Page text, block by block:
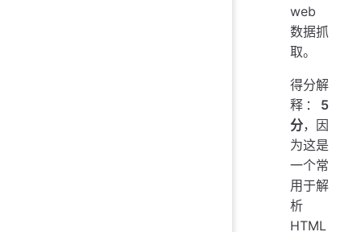
web
数据抓
取。
得分解
释： 5
分，因
为这是
一个常
用于解
析
HTML